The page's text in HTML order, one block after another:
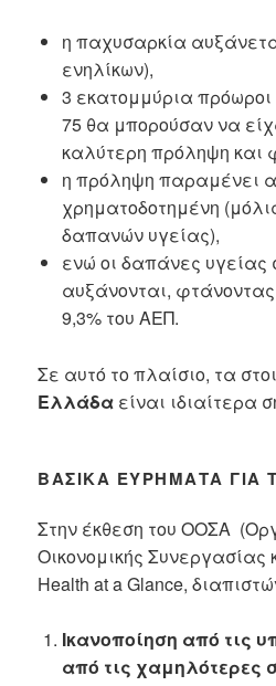
η παχυσαρκία
ενηλίκων),
3 εκατομμύρια
75 θα μπορούσαν να
καλύτερη πρόληψη και
η πρόληψη παραμένει
χρηματοδοτημένη
δαπανών υγείας),
ενώ οι δαπάνες υγείας
αυξάνονται,
9,3% του ΑΕΠ.
Σε αυτό το πλαίσιο, τα
Ελλάδα είναι ιδιαίτερα
ΒΑΣΙΚΆ ΕΥΡΉΜΑΤΑ ΓΙΑ
Στην έκθεση του ΟΟΣΑ
Οικονομικής Συνεργασίας
Health at a Glance,
Ικανοποίηση από τις
από τις χαμηλότερες